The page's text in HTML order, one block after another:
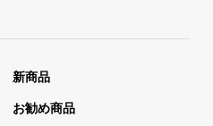
新商品
お勧め商品